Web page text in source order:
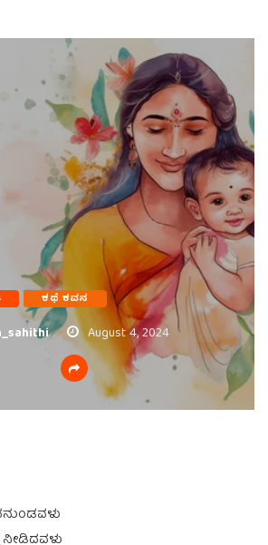
ಕಥೆ ಕವನ
August 4, 2024